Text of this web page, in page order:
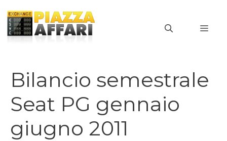
contenuto
Bilancio semestrale
Seat PG gennaio
giugno 2011